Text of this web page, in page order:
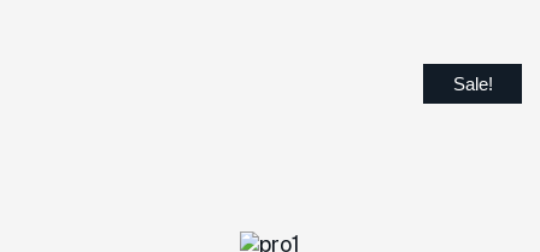
Sale!